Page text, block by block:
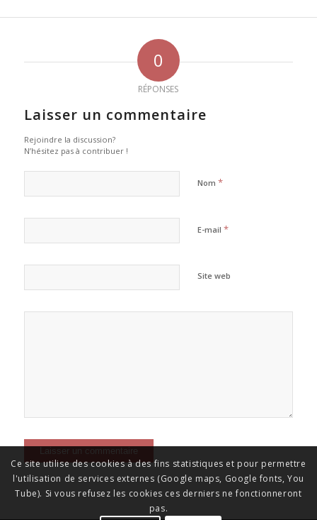
0
RÉPONSES
Laisser un commentaire
Rejoindre la discussion?
N’hésitez pas à contribuer !
Nom *
E-mail *
Site web
Ce site utilise des cookies à des fins statistiques et pour permettre
l'utilisation de services externes (Google maps, Google fonts, You
Tube). Si vous refusez les cookies ces derniers ne fonctionneront
pas.